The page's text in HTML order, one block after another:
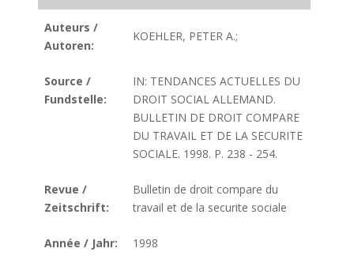
Auteurs /
Autoren:
KOEHLER, PETER A.;
Source /
Fundstelle:
IN: TENDANCES ACTUELLES DU
DROIT SOCIAL ALLEMAND.
BULLETIN DE DROIT COMPARE
DU TRAVAIL ET DE LA SECURITE
SOCIALE. 1998. P. 238 - 254.
Revue /
Zeitschrift:
Bulletin de droit compare du
travail et de la securite sociale
Année / Jahr: 1998